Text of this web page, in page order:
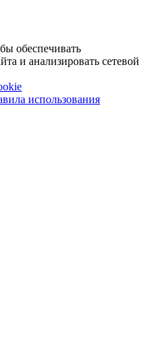
обеспечивать
и анализировать сетевой
использования